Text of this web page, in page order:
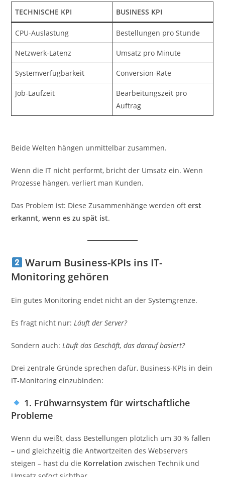
TECHNISCHE KPI BUSINESS KPI
CPU-Auslastung Bestellungen pro Stunde
Netzwerk-Latenz Umsatz pro Minute
Systemverfügbarkeit Conversion-Rate
Job-Laufzeit
Bearbeitungszeit pro
Auftrag
Beide Welten hängen unmittelbar zusammen.
Wenn die IT nicht performt, bricht der Umsatz ein. Wenn
Prozesse hängen, verliert man Kunden.
Das Problem ist: Diese Zusammenhänge werden ofterst
erkannt, wenn es zu spät ist.
Warum Business-KPIs ins IT-
Monitoring gehören
Ein gutes Monitoring endet nicht an der Systemgrenze.
Es fragt nicht nur:Läuft der Server?
Sondern auch:Läuft das Geschäft, das darauf basiert?
Drei zentrale Gründe sprechen dafür, Business-KPIs in dein
IT-Monitoring einzubinden:
1. Frühwarnsystem für wirtschaftliche
Probleme
Wenn du weißt, dass Bestellungen plötzlich um 30 % fallen
– und gleichzeitig die Antwortzeiten des Webservers
steigen – hast du die Korrelation zwischen Technik und